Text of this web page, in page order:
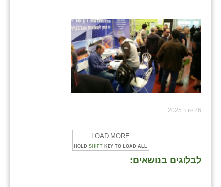
26 פבר 2025
LOAD MORE
HOLD SHIFT KEY TO LOAD ALL
לבלוגים בנושאים: